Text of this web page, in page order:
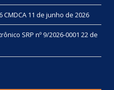
CMDCA 11 de junho de 2026
SRP nº 9/2026-0001 22 de